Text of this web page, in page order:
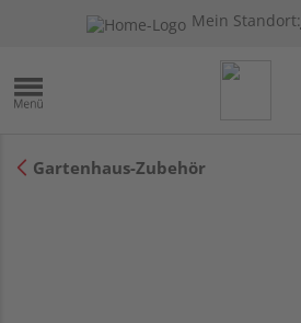
Mein Standort:
Gartenhaus-Zubehör